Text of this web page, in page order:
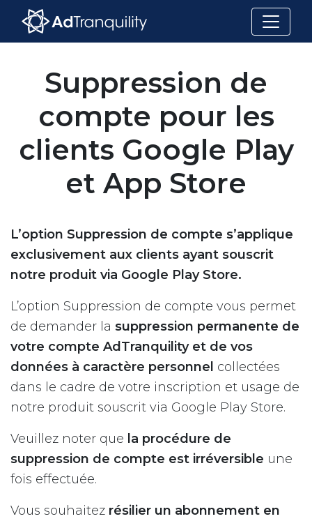
Suppression de
compte pour les
clients Google Play
et App Store
L’option Suppression de compte s’applique
exclusivement aux clients ayant souscrit
notre produit via Google Play Store.
L’option Suppression de compte vous permet
de demander la suppression permanente de
votre compte AdTranquility et de vos
données à caractère personnel collectées
dans le cadre de votre inscription et usage de
notre produit souscrit via Google Play Store.
Veuillez noter que la procédure de
suppression de compte est irréversible une
fois effectuée.
Vous souhaitez résilier un abonnement en